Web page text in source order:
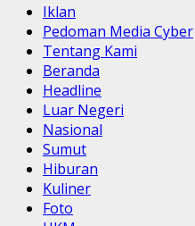
Iklan
Pedoman Media Cyber
Tentang Kami
Beranda
Headline
Luar Negeri
Nasional
Sumut
Hiburan
Kuliner
Foto